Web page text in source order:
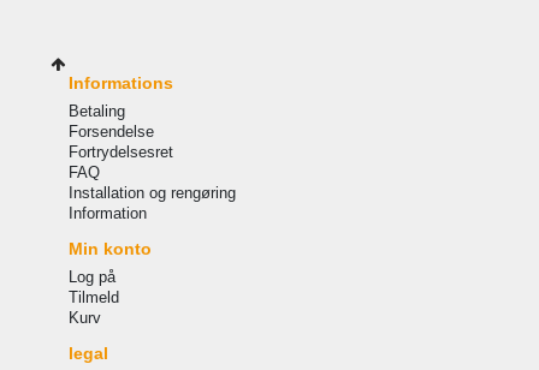
Informations
Betaling
Forsendelse
Fortrydelsesret
FAQ
Installation og rengøring
Information
Min konto
Log på
Tilmeld
Kurv
legal